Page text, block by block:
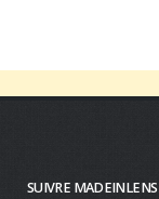
SUIVRE MADEINLENS